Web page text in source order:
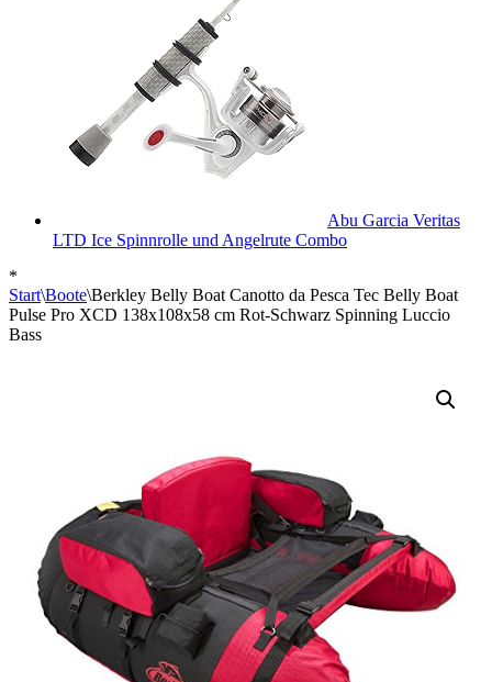
Abu Garcia Veritas
LTD Ice Spinnrolle und Angelrute Combo
*
Start\Boote\Berkley Belly Boat Canotto da Pesca Tec Belly Boat
Pulse Pro XCD 138x108x58 cm Rot-Schwarz Spinning Luccio
Bass